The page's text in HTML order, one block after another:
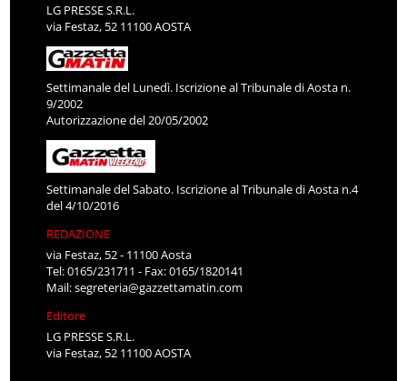
LG PRESSE S.R.L.
via Festaz, 52 11100 AOSTA
Settimanale del Lunedì. Iscrizione al Tribunale di Aosta n.
9/2002
Autorizzazione del 20/05/2002
Settimanale del Sabato. Iscrizione al Tribunale di Aosta n.4
del 4/10/2016
REDAZIONE
via Festaz, 52 - 11100 Aosta
Tel: 0165/231711 - Fax: 0165/1820141
Mail:segreteria@gazzettamatin.com
Editore
LG PRESSE S.R.L.
via Festaz, 52 11100 AOSTA